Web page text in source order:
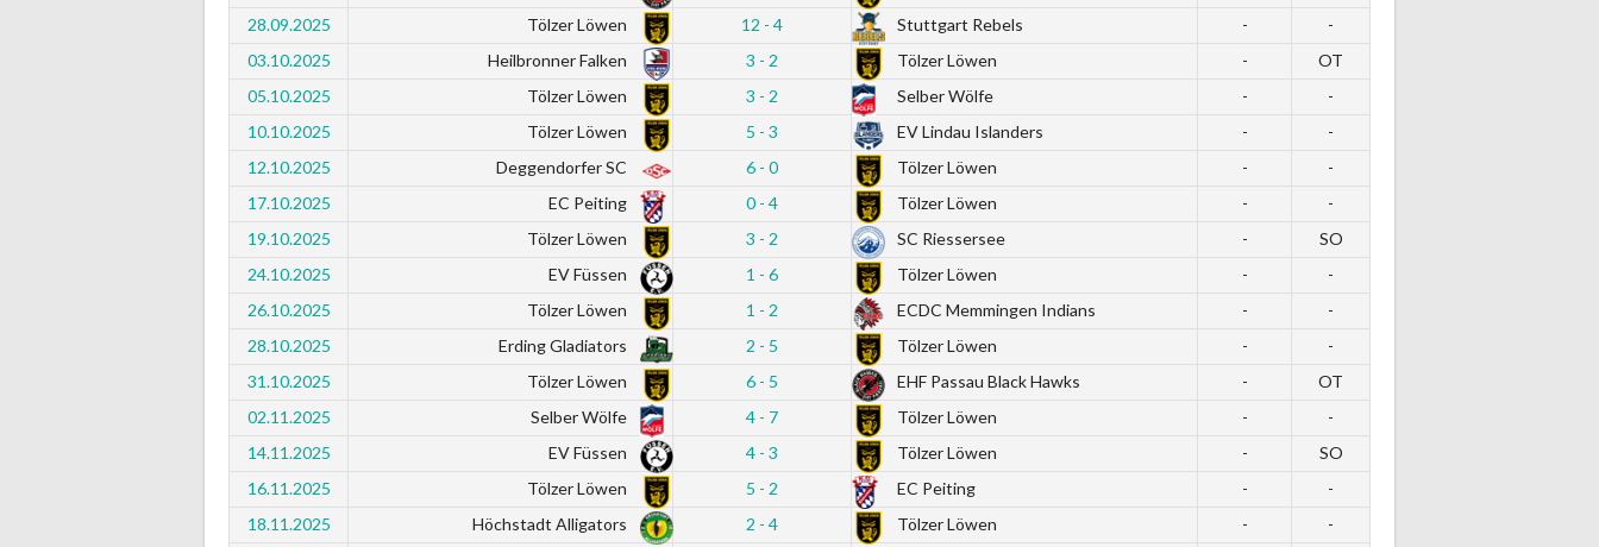
28.09.2025
Tölzer Löwen 12 - 4 Stuttgart Rebels -
-
03.10.2025
Heilbronner Falken 3 - 2 Tölzer Löwen -
OT
05.10.2025
Tölzer Löwen 3 - 2 Selber Wölfe -
-
10.10.2025
Tölzer Löwen 5 - 3 EV Lindau Islanders -
-
12.10.2025
Deggendorfer SC 6 - 0 Tölzer Löwen -
-
17.10.2025
EC Peiting 0 - 4 Tölzer Löwen -
-
19.10.2025
Tölzer Löwen 3 - 2 SC Riessersee -
SO
24.10.2025
EV Füssen 1 - 6 Tölzer Löwen -
-
26.10.2025
Tölzer Löwen 1 - 2 ECDC Memmingen Indians -
-
28.10.2025
Erding Gladiators 2 - 5 Tölzer Löwen -
-
31.10.2025
Tölzer Löwen 6 - 5 EHF Passau Black Hawks -
OT
02.11.2025
Selber Wölfe 4 - 7 Tölzer Löwen -
-
14.11.2025
EV Füssen 4 - 3 Tölzer Löwen -
SO
16.11.2025
Tölzer Löwen 5 - 2 EC Peiting -
-
18.11.2025
Höchstadt Alligators 2 - 4 Tölzer Löwen - -